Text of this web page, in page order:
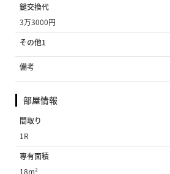
鍵交換代
3万3000円
その他1
備考
部屋情報
間取り
1R
専有面積
18m²